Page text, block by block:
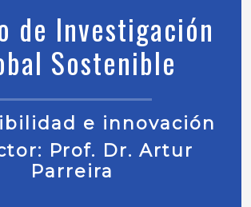
de Investigación
Sostenible
e innovación
Prof. Dr. Artur
Parreira